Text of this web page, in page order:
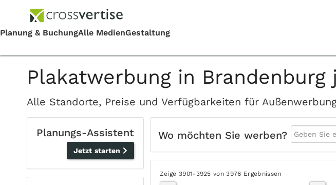
Plakatwerbung in
Alle Standorte, Preise und Verfügbarkeiten für
Planungs-Assistent
Jetzt starten
Wo möchten Sie werben?
Zeige 3901-3925 von 3976 Ergebnissen